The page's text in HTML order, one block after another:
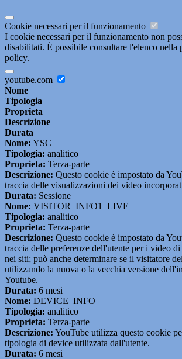
Cookie necessari per il funzionamento
I cookie necessari per il funzionamento non
disabilitati. È possibile consultare l'elenco nella
policy.
youtube.com
Nome
Tipologia
Proprieta
Descrizione
Durata
Nome: YSC
Tipologia: analitico
Proprieta: Terza-parte
Descrizione: Questo cookie è impostato da
traccia delle visualizzazioni dei video
Durata: Sessione
Nome: VISITOR_INFO1_LIVE
Tipologia: analitico
Proprieta: Terza-parte
Descrizione: Questo cookie è impostato da
traccia delle preferenze dell'utente per i video
nei siti; può anche determinare se il visitatore
utilizzando la nuova o la vecchia versione
Youtube.
Durata: 6 mesi
Nome: DEVICE_INFO
Tipologia: analitico
Proprieta: Terza-parte
Descrizione: YouTube utilizza questo cookie
tipologia di device utilizzata dall'utente.
Durata: 6 mesi